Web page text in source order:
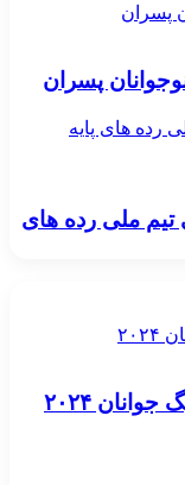
پسران
پسران
رده های پایه
تیم ملی رده های
۲۰۲۴